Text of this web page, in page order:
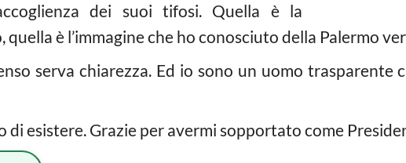
dei suoi tifosi. Quella è la
è l’immagine che ho conosciuto della Palermo
serva chiarezza. Ed io sono un uomo trasparente
di esistere. Grazie per avermi sopportato come